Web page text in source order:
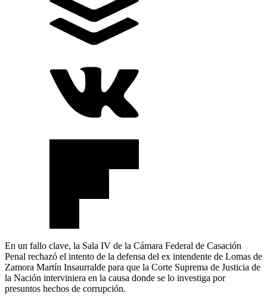
En un fallo clave, la Sala IV de la Cámara Federal de Casación
Penal rechazó el intento de la defensa del ex intendente de Lomas de
Zamora Martín Insaurralde para que la Corte Suprema de Justicia de
la Nación interviniera en la causa donde se lo investiga por
presuntos hechos de corrupción.